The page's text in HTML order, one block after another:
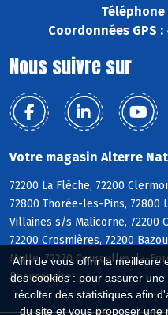
Afin de vous offrir la meilleure
des cookies : pour assurer
récolter des statistiques afin
du site et vous proposer une
Téléphone
Coordonnées GPS :
Nous suivre sur
Votre magasin Alterre
72200 La Flèche, 72200
72800 Thorée-les-Pins, 72800
Villaines s/s Malicorne, 72200
72200 Crosmières, 72200
Motte, 72270 Courcelles-la-
Beaurepaire